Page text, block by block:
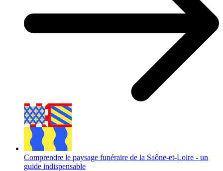
Comprendre le paysage funéraire de la Saône-et-Loire - un
guide indispensable